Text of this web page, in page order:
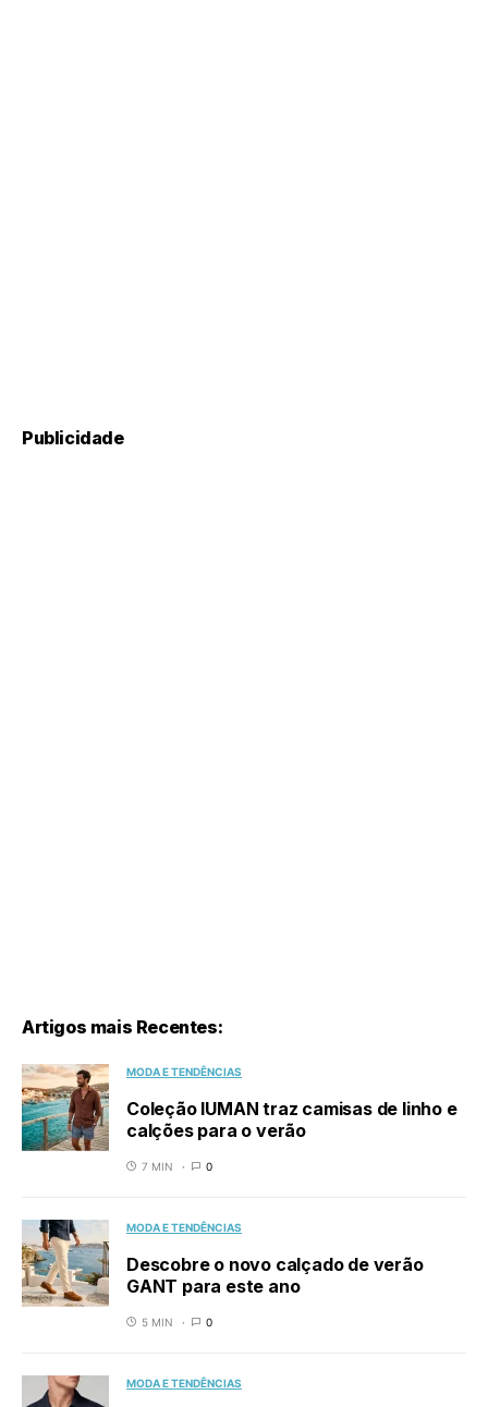
Publicidade
Artigos mais Recentes:
MODA E TENDÊNCIAS
Coleção IUMAN traz camisas de linho e
calções para o verão
7 MIN 0
MODA E TENDÊNCIAS
Descobre o novo calçado de verão
GANT para este ano
5 MIN 0
MODA E TENDÊNCIAS